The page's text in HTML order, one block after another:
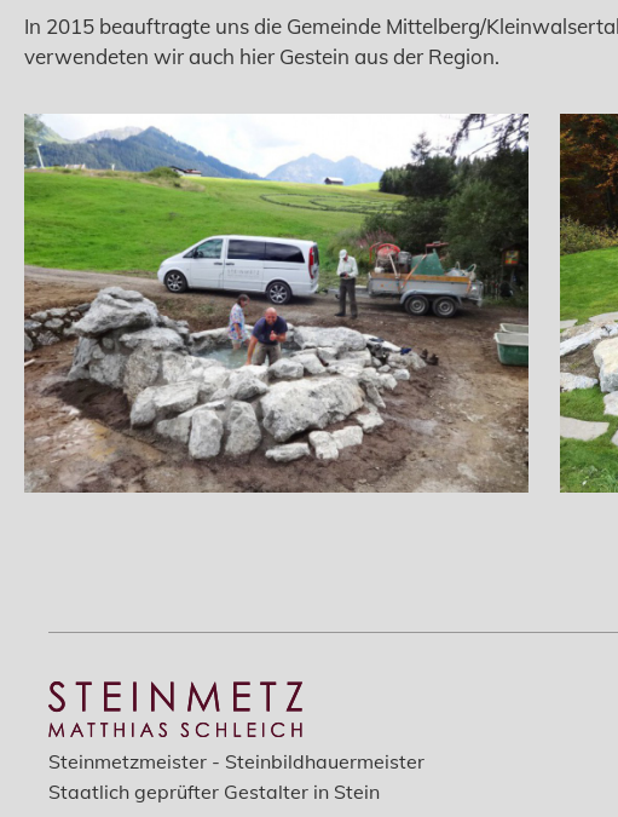
In 2015 beauftragte uns die Gemeinde Mittelberg/
verwendeten wir auch hier Gestein aus der Region.
Steinmetzmeister - Steinbildhauermeister
Staatlich geprüfter Gestalter in Stein